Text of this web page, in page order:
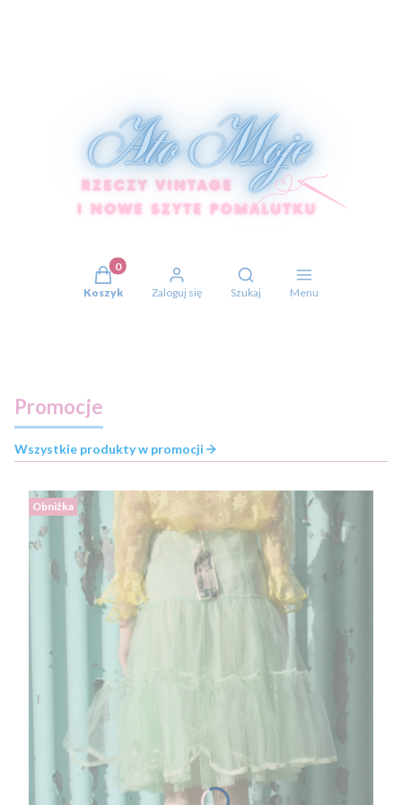
Produkty w koszyku: 0. Zobacz szczegóły
Koszyk Zaloguj się
Otwórz wyszukiwarkę
Szukaj Menu
Promocje
Wszystkie produkty w promocji
Obniżka